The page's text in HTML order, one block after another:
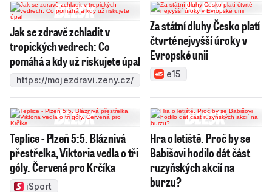
Jak se zdravě zchladit v
tropických vedrech: Co
pomáhá a kdy už riskujete úpal
https://mojezdravi.zeny.cz/
Za státní dluhy Česko platí
čtvrté nejvyšší úroky v
Evropské unii
e15
Teplice - Plzeň 5:5. Bláznivá
přestřelka, Viktoria vedla o tři
góly. Červená pro Krčíka
iSport
Hra o letiště. Proč by se
Babišovi hodilo dát část
ruzyňských akcií na
burzu?